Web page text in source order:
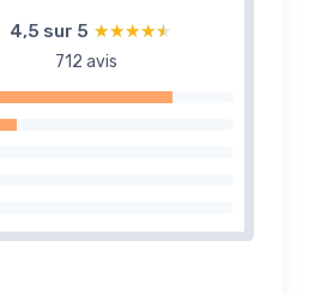
4,5 sur 5 ★★★★★
★★★★★
712 avis